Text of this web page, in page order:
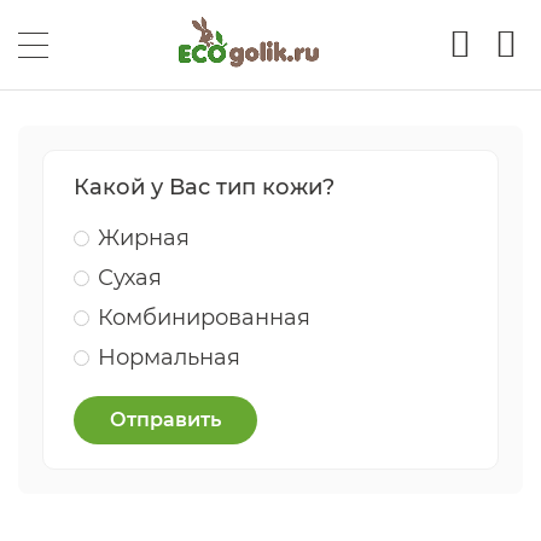
Какой у Вас тип кожи?
Жирная
Сухая
Комбинированная
Нормальная
Отправить